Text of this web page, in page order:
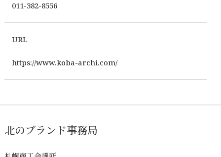
011-382-8556
URL
https://www.koba-archi.com/
北のブランド事務局